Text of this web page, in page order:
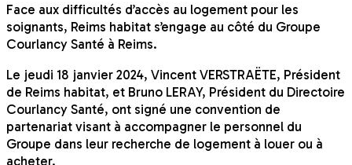
Face aux difficultés d’accès au logement pour les
soignants, Reims habitat s’engage au côté du Groupe
Courlancy Santé à Reims.
Le jeudi 18 janvier 2024, Vincent VERSTRAËTE, Président
de Reims habitat, et Bruno LERAY, Président du Directoire
Courlancy Santé, ont signé une convention de
partenariat visant à accompagner le personnel du
Groupe dans leur recherche de logement à louer ou à
acheter.